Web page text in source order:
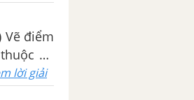
Vẽ điểm
để
thuộc
lời giải